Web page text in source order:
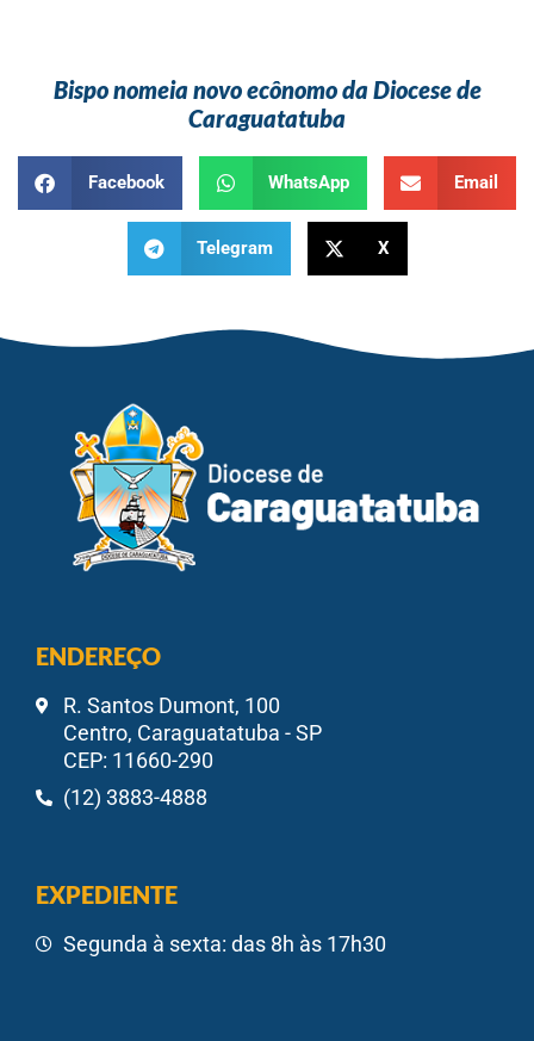
Bispo nomeia novo ecônomo da Diocese de
Caraguatatuba
Facebook WhatsApp Email
Telegram X
ENDEREÇO
R. Santos Dumont, 100
Centro, Caraguatatuba - SP
CEP: 11660-290
(12) 3883-4888
EXPEDIENTE
Segunda à sexta: das 8h às 17h30